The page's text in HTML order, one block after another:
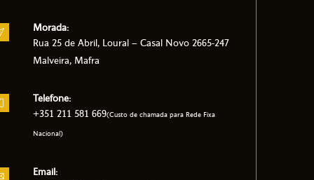
Morada:
Rua 25 de Abril, Loural – Casal Novo 2665-247
Malveira, Mafra
Telefone:
+351 211 581 669(Custo de chamada para Rede Fixa
Nacional)
Email: